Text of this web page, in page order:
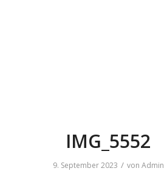
IMG_5552
9. September 2023 / von Admin